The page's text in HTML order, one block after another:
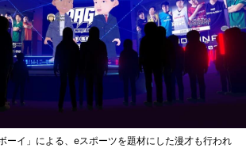
ーイ」による、eスポーツを題材にした漫才も行われ